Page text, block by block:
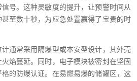
号。这种灵敏度的提升，让预警时间从
至数十秒，为应急处置赢得了宝贵的时
通常采用隔爆型或本安型设计，其外壳
焰蔓延。同时，电子模块被密封在坚固
的防爆认证。在易燃易爆的储罐区，这